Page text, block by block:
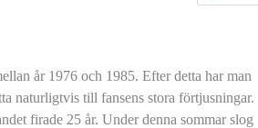
år 1976 och 1985. Efter detta har man
naturligtvis till fansens stora förtjusningar.
firade 25 år. Under denna sommar slog